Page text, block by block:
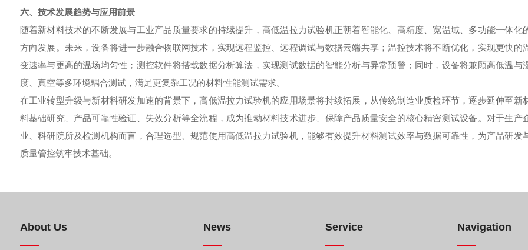
六、技术发展趋势与应用前景
随着新材料技术的不断发展与工业产品质量要求的持续提升，高低温拉力试验机正朝着智能化、高精度、宽温域、多功能一体化
方向发展。未来，设备将进一步融合物联网技术，实现远程监控、远程调试与数据云端共享；温控技术将不断优化，实现更快的
变速率与更高的温场均匀性；测控软件将搭载数据分析算法，实现测试数据的智能分析与异常预警；同时，设备将兼顾高低温与
度、真空等多环境耦合测试，满足更复杂工况的材料性能测试需求。
在工业转型升级与新材料研发加速的背景下，高低温拉力试验机的应用场景将持续拓展，从传统制造业质检环节，逐步延伸至新
料基础研究、产品可靠性验证、失效分析等全流程，成为推动材料技术进步、保障产品质量安全的核心精密测试设备。对于生产
业、科研院所及检测机构而言，合理选型、规范使用高低温拉力试验机，能够有效提升材料测试效率与数据可靠性，为产品研发
质量管控筑牢技术基础。
About Us News Service Navigation